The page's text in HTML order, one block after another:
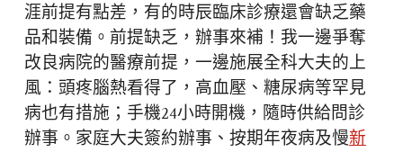
涯前提有點差，有的時辰臨床診療還會缺乏藥
品和裝備。前提缺乏，辦事來補！我一邊爭奪
改良病院的醫療前提，一邊施展全科大夫的上
風：頭疼腦熱看得了，高血壓、糖尿病等罕見
病也有措施；手機24小時開機，隨時供給問診
辦事。家庭大夫簽約辦事、按期年夜病及慢新